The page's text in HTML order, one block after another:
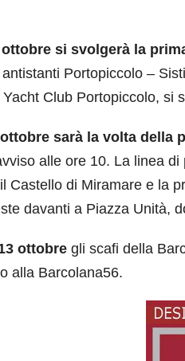
si svolgerà la
Portopiccolo –
Club Portopiccolo, si
sarà la volta della
alle ore 10. La linea
Castello di Miramare e la
davanti a Piazza Unità,
ottobre gli scafi della
alla Barcolana56.